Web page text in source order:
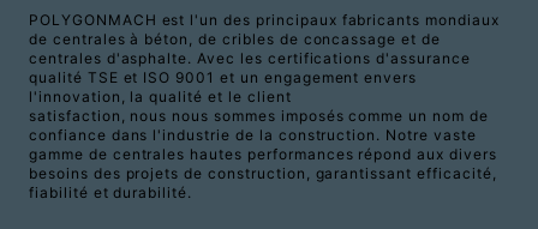
POLYGONMACH est l'un des principaux fabricants mondiaux
de centrales à béton, de cribles de concassage et de
centrales d'asphalte. Avec les certifications d'assurance
qualité TSE et ISO 9001 et un engagement envers
l'innovation, la qualité et le client
satisfaction, nous nous sommes imposés comme un nom de
confiance dans l'industrie de la construction. Notre vaste
gamme de centrales hautes performances répond aux divers
besoins des projets de construction, garantissant efficacité,
fiabilité et durabilité.